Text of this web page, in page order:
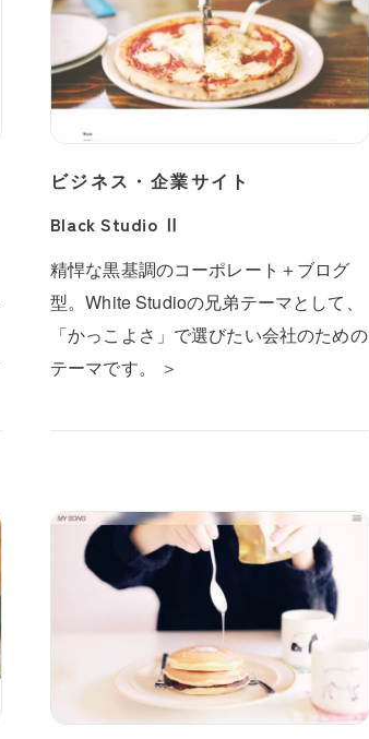
ビジネス・企業サイト
Black Studio Ⅱ
精悍な黒基調のコーポレート＋ブログ
型。White Studioの兄弟テーマとして、
「かっこよさ」で選びたい会社のための
テーマです。 ＞